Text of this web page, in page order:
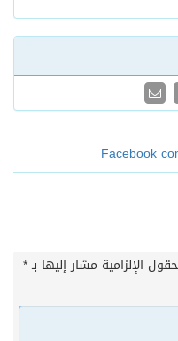
Facebook
الإلزامية مشار إليها بـ*